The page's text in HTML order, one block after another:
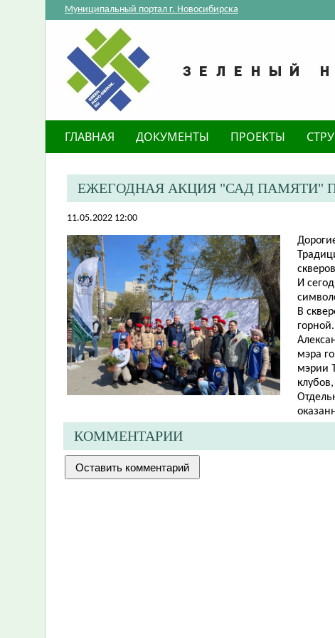
Муниципальный портал г. Новосибирска
ГЛАВНАЯ ДОКУМЕНТЫ ПРОЕКТЫ
ЕЖЕГОДНАЯ АКЦИЯ "САД ПАМЯТИ"
11.05.2022 12:00
И
В
мэра
мэрии
КОММЕНТАРИИ